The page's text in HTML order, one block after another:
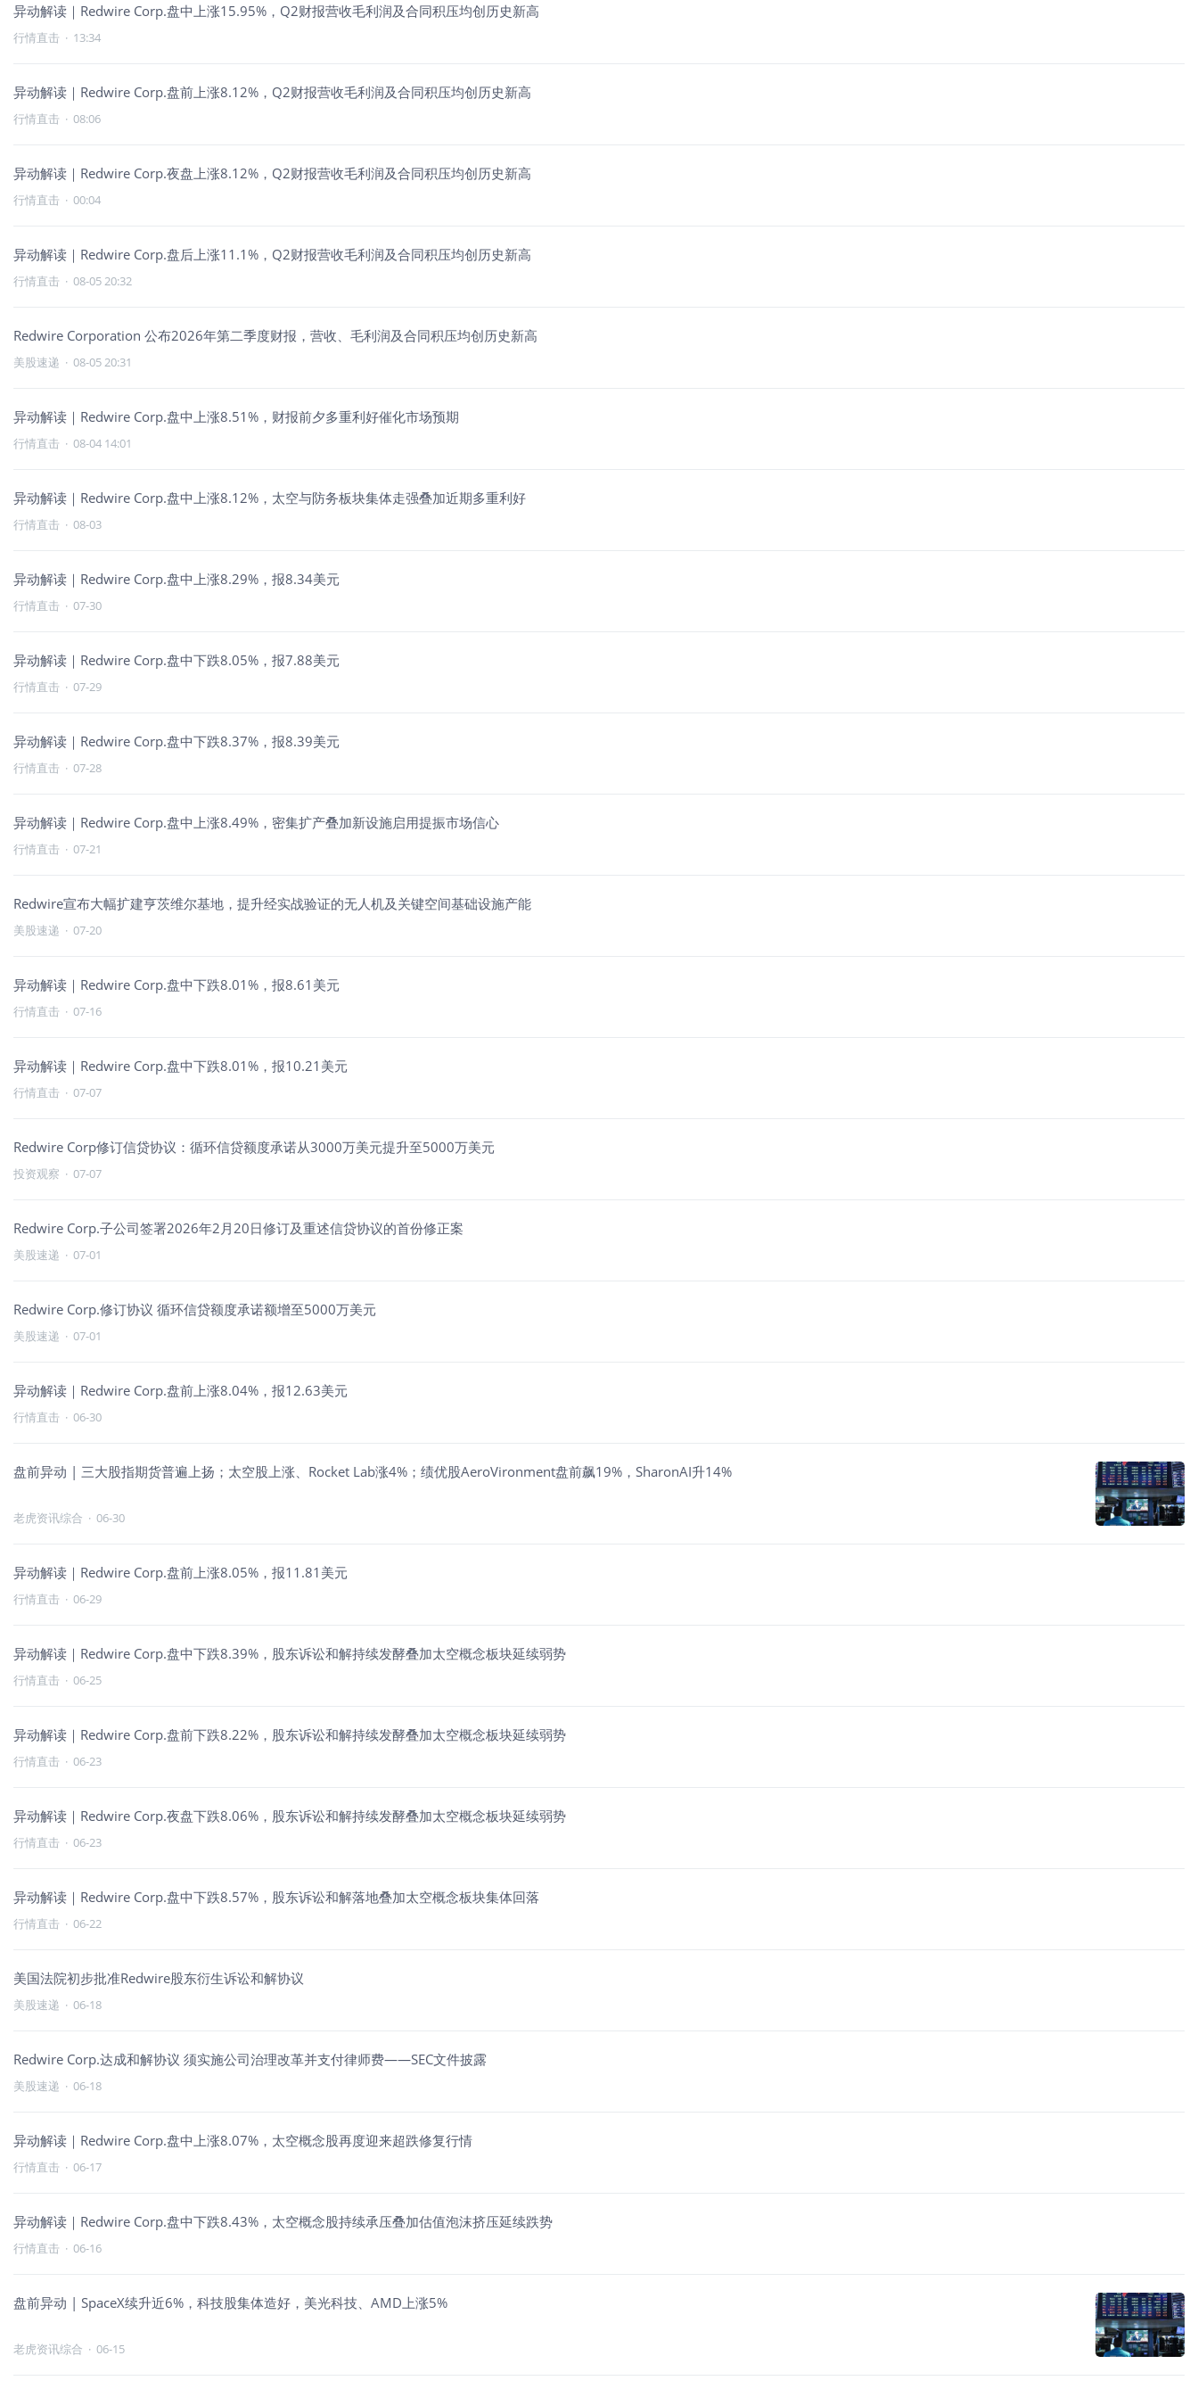
异动解读｜Redwire Corp.盘中上涨15.95%，Q2财报营收毛利润及合同积压均创历史新高
行情直击 · 13:34
异动解读｜Redwire Corp.盘前上涨8.12%，Q2财报营收毛利润及合同积压均创历史新高
行情直击 · 08:06
异动解读｜Redwire Corp.夜盘上涨8.12%，Q2财报营收毛利润及合同积压均创历史新高
行情直击 · 00:04
异动解读｜Redwire Corp.盘后上涨11.1%，Q2财报营收毛利润及合同积压均创历史新高
行情直击 · 08-05 20:32
Redwire Corporation 公布2026年第二季度财报，营收、毛利润及合同积压均创历史新高
美股速递 · 08-05 20:31
异动解读｜Redwire Corp.盘中上涨8.51%，财报前夕多重利好催化市场预期
行情直击 · 08-04 14:01
异动解读｜Redwire Corp.盘中上涨8.12%，太空与防务板块集体走强叠加近期多重利好
行情直击 · 08-03
异动解读｜Redwire Corp.盘中上涨8.29%，报8.34美元
行情直击 · 07-30
异动解读｜Redwire Corp.盘中下跌8.05%，报7.88美元
行情直击 · 07-29
异动解读｜Redwire Corp.盘中下跌8.37%，报8.39美元
行情直击 · 07-28
异动解读｜Redwire Corp.盘中上涨8.49%，密集扩产叠加新设施启用提振市场信心
行情直击 · 07-21
Redwire宣布大幅扩建亨茨维尔基地，提升经实战验证的无人机及关键空间基础设施产能
美股速递 · 07-20
异动解读｜Redwire Corp.盘中下跌8.01%，报8.61美元
行情直击 · 07-16
异动解读｜Redwire Corp.盘中下跌8.01%，报10.21美元
行情直击 · 07-07
Redwire Corp修订信贷协议：循环信贷额度承诺从3000万美元提升至5000万美元
投资观察 · 07-07
Redwire Corp.子公司签署2026年2月20日修订及重述信贷协议的首份修正案
美股速递 · 07-01
Redwire Corp.修订协议 循环信贷额度承诺额增至5000万美元
美股速递 · 07-01
异动解读｜Redwire Corp.盘前上涨8.04%，报12.63美元
行情直击 · 06-30
盘前异动 | 三大股指期货普遍上扬；太空股上涨、Rocket Lab涨4%；绩优股AeroVironment盘前飙19%，SharonAI升14%
老虎资讯综合 · 06-30
异动解读｜Redwire Corp.盘前上涨8.05%，报11.81美元
行情直击 · 06-29
异动解读｜Redwire Corp.盘中下跌8.39%，股东诉讼和解持续发酵叠加太空概念板块延续弱势
行情直击 · 06-25
异动解读｜Redwire Corp.盘前下跌8.22%，股东诉讼和解持续发酵叠加太空概念板块延续弱势
行情直击 · 06-23
异动解读｜Redwire Corp.夜盘下跌8.06%，股东诉讼和解持续发酵叠加太空概念板块延续弱势
行情直击 · 06-23
异动解读｜Redwire Corp.盘中下跌8.57%，股东诉讼和解落地叠加太空概念板块集体回落
行情直击 · 06-22
美国法院初步批准Redwire股东衍生诉讼和解协议
美股速递 · 06-18
Redwire Corp.达成和解协议 须实施公司治理改革并支付律师费——SEC文件披露
美股速递 · 06-18
异动解读｜Redwire Corp.盘中上涨8.07%，太空概念股再度迎来超跌修复行情
行情直击 · 06-17
异动解读｜Redwire Corp.盘中下跌8.43%，太空概念股持续承压叠加估值泡沫挤压延续跌势
行情直击 · 06-16
盘前异动 | SpaceX续升近6%，科技股集体造好，美光科技、AMD上涨5%
老虎资讯综合 · 06-15